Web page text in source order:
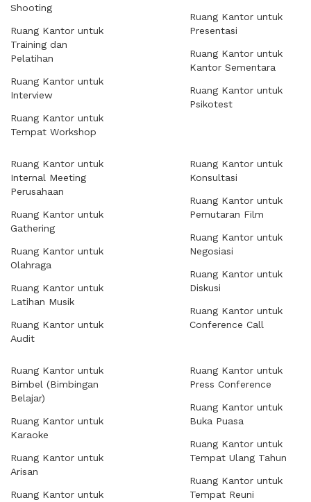
Shooting
Ruang Kantor untuk
Training dan
Pelatihan
Ruang Kantor untuk
Interview
Ruang Kantor untuk
Tempat Workshop
Ruang Kantor untuk
Presentasi
Ruang Kantor untuk
Kantor Sementara
Ruang Kantor untuk
Psikotest
Ruang Kantor untuk
Internal Meeting
Perusahaan
Ruang Kantor untuk
Gathering
Ruang Kantor untuk
Olahraga
Ruang Kantor untuk
Latihan Musik
Ruang Kantor untuk
Audit
Ruang Kantor untuk
Konsultasi
Ruang Kantor untuk
Pemutaran Film
Ruang Kantor untuk
Negosiasi
Ruang Kantor untuk
Diskusi
Ruang Kantor untuk
Conference Call
Ruang Kantor untuk
Bimbel (Bimbingan
Belajar)
Ruang Kantor untuk
Karaoke
Ruang Kantor untuk
Arisan
Ruang Kantor untuk
Ruang Kantor untuk
Press Conference
Ruang Kantor untuk
Buka Puasa
Ruang Kantor untuk
Tempat Ulang Tahun
Ruang Kantor untuk
Tempat Reuni